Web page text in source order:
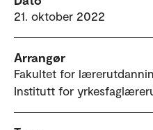
21. oktober 2022
Arrangør
Fakultet for
Institutt for